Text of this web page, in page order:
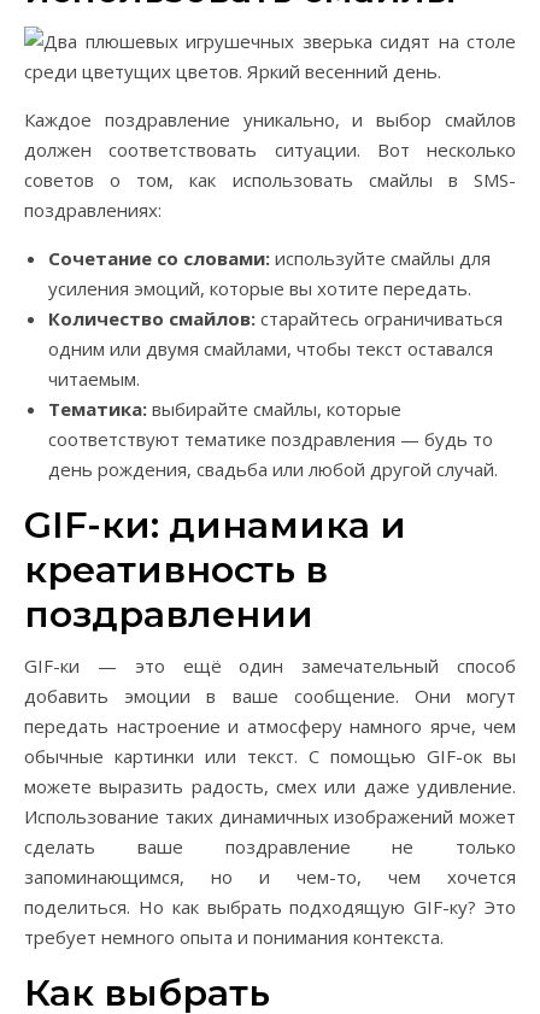
Каждое поздравление уникально, и выбор смайлов
должен соответствовать ситуации. Вот несколько
советов о том, как использовать смайлы в SMS-
поздравлениях:
Сочетание со словами: используйте смайлы для
усиления эмоций, которые вы хотите передать.
Количество смайлов: старайтесь ограничиваться
одним или двумя смайлами, чтобы текст оставался
читаемым.
Тематика: выбирайте смайлы, которые
соответствуют тематике поздравления — будь то
день рождения, свадьба или любой другой случай.
GIF-ки: динамика и
креативность в
поздравлении
GIF-ки — это ещё один замечательный способ
добавить эмоции в ваше сообщение. Они могут
передать настроение и атмосферу намного ярче, чем
обычные картинки или текст. С помощью GIF-ок вы
можете выразить радость, смех или даже удивление.
Использование таких динамичных изображений может
сделать ваше поздравление не только
запоминающимся, но и чем-то, чем хочется
поделиться. Но как выбрать подходящую GIF-ку? Это
требует немного опыта и понимания контекста.
Как выбрать